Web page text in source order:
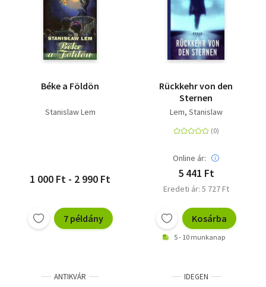
Béke a Földön
Stanislaw Lem
1 000 Ft - 2 990 Ft
7 példány
Rückkehr von den
Sternen
Lem, Stanislaw
Online ár:
5 441 Ft
Eredeti ár: 5 727 Ft
Kosárba
5 - 10 munkanap
ANTIKVÁR IDEGEN